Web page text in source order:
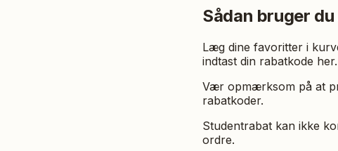
Sådan bruger
Læg dine favoritter i
indtast din rabatkode her.
Vær opmærksom på at
rabatkoder.
Studentrabat kan ikke
ordre.